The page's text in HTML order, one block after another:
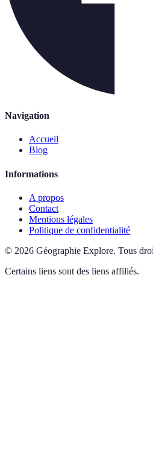
Navigation
Accueil
Blog
Informations
A propos
Contact
Mentions légales
Politique de confidentialité
© 2026 Géographie Explore. Tous
Certains liens sont des liens affiliés.